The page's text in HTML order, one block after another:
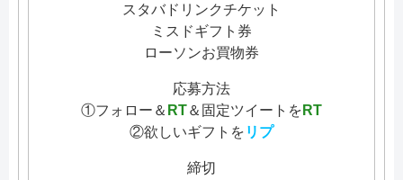
スタバドリンクチケット
ミスドギフト券
ローソンお買物券
応募方法
①フォロー＆ RT＆固定ツイートを RT
②欲しいギフトを リプ
締切